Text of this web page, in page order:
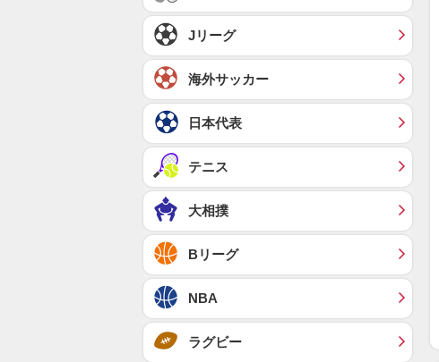
Jリーグ
海外サッカー
日本代表
テニス
大相撲
Bリーグ
NBA
ラグビー